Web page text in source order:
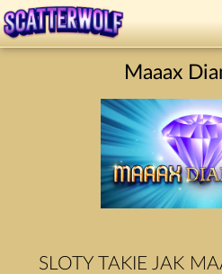
Maaax
SLOTY TAKIE JAK